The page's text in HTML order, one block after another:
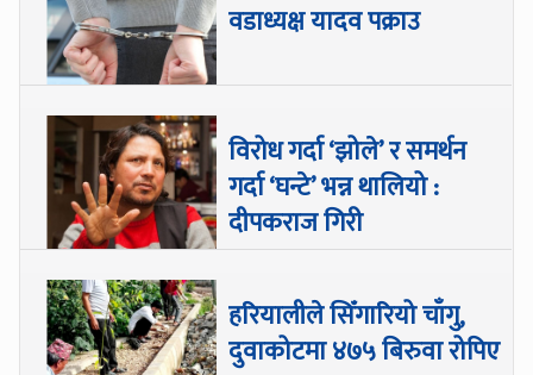
वडाध्यक्ष यादव पक्राउ
विरोध गर्दा ‘झोले’ र समर्थन
गर्दा ‘घन्टे’ भन्न थालियो :
दीपकराज गिरी
हरियालीले सिँगारियो चाँगु,
दुवाकोटमा ४७५ बिरुवा रोपिए